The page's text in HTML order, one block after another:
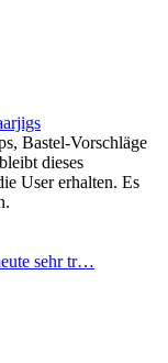
Bastel-Vorschläge
dieses
User erhalten. Es
sehr tr…